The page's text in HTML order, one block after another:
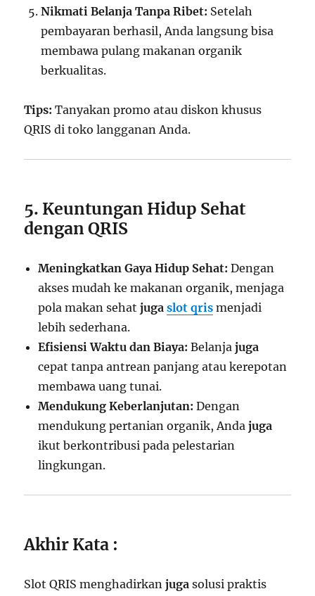
Nikmati Belanja Tanpa Ribet: Setelah
pembayaran berhasil, Anda langsung bisa
membawa pulang makanan organik
berkualitas.
Tips: Tanyakan promo atau diskon khusus
QRIS di toko langganan Anda.
5. Keuntungan Hidup Sehat
dengan QRIS
Meningkatkan Gaya Hidup Sehat: Dengan
akses mudah ke makanan organik, menjaga
pola makan sehatjugaslot qris menjadi
lebih sederhana.
Efisiensi Waktu dan Biaya: Belanjajuga
cepat tanpa antrean panjang atau kerepotan
membawa uang tunai.
Mendukung Keberlanjutan: Dengan
mendukung pertanian organik, Andajuga
ikut berkontribusi pada pelestarian
lingkungan.
Akhir Kata :
Slot QRIS menghadirkanjugasolusi praktis